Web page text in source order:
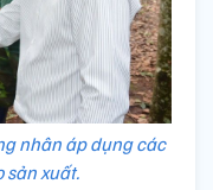
nhân áp dụng các
sản xuất.